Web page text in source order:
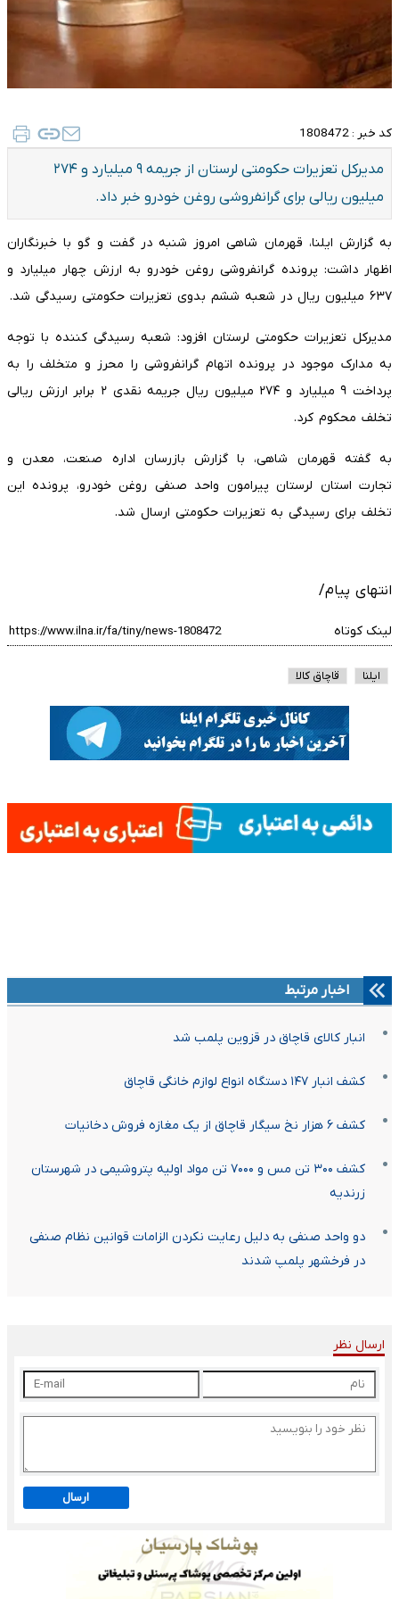
کد خبر : 1808472
مدیرکل تعزیرات حکومتی لرستان از جریمه ۹ میلیارد و ۲۷۴
میلیون ریالی برای گرانفروشی روغن خودرو خبر داد.
به گزارش ایلنا، قهرمان شاهی امروز شنبه در گفت و گو با خبرنگاران
اظهار داشت: پرونده گرانفروشی روغن خودرو به ارزش چهار میلیارد و
۶۳۷ میلیون ریال در شعبه ششم بدوی تعزیرات حکومتی رسیدگی شد.
مدیرکل تعزیرات حکومتی لرستان افزود: شعبه رسیدگی کننده با توجه
به مدارک موجود در پرونده اتهام گرانفروشی را محرز و متخلف را به
پرداخت ۹ میلیارد و ۲۷۴ میلیون ریال جریمه نقدی ۲ برابر ارزش ریالی
تخلف محکوم کرد.
به گفته قهرمان شاهی، با گزارش بازرسان اداره صنعت، معدن و
تجارت استان لرستان پیرامون واحد صنفی روغن خودرو، پرونده این
تخلف برای رسیدگی به تعزیرات حکومتی ارسال شد.
انتهای پیام/
لینک کوتاه
ایلنا قاچاق کالا
اخبار مرتبط
انبار کالای قاچاق در قزوین پلمب شد
کشف انبار ۱۴۷ دستگاه انواع لوازم خانگی قاچاق
کشف ۶ هزار نخ سیگار قاچاق از یک مغازه فروش دخانیات
کشف ۳۰۰ تن مس و ۷۰۰۰ تن مواد اولیه پتروشیمی در شهرستان
زرندیه
دو واحد صنفی به دلیل رعایت نکردن الزامات قوانین نظام صنفی
در فرخشهر پلمپ شدند
ارسال نظر
ارسال